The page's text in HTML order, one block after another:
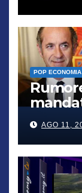
POP
verrà
AGO 11,